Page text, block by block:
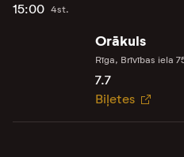
15:00 4st.
Orākuls
Rīga, Brīvības iela
7.7
Biļetes